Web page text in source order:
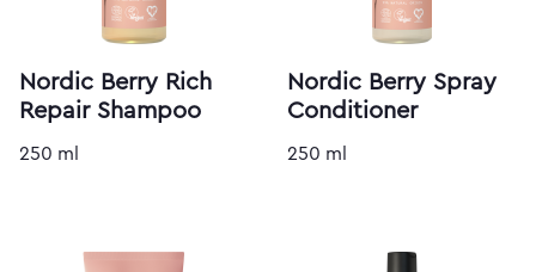
Nordic Berry Rich
Repair Shampoo
250 ml
Nordic Berry Spray
Conditioner
250 ml